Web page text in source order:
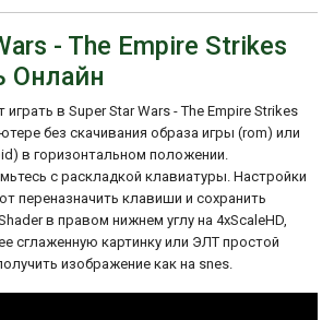
- The Empire Strikes
Онлайн
в Super Star Wars - The Empire Strikes
без скачивания образа игры (rom) или
в горизонтальном положении.
с раскладкой клавиатуры. Настройки
переназначить клавиши и сохранить
в правом нижнем углу на 4xScaleHD,
сглаженную картинку или ЭЛТ простой
изображение как на snes.